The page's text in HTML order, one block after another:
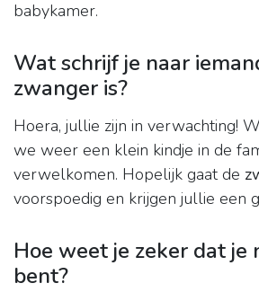
babykamer.
Wat schrijf je naar
zwanger is?
Hoera, jullie zijn in verwachting!
we weer een klein kindje in de
verwelkomen. Hopelijk gaat de
voorspoedig en krijgen jullie een
Hoe weet je zeker dat je
bent?